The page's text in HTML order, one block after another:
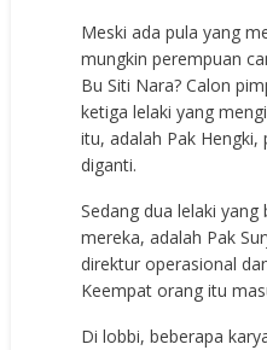
Meski ada pula yang
mungkin perempuan
Bu Siti Nara? Calon
ketiga lelaki yang
itu, adalah Pak Hengki,
diganti.
Sedang dua lelaki
mereka, adalah Pak
direktur operasional
Keempat orang itu
Di lobbi, beberapa